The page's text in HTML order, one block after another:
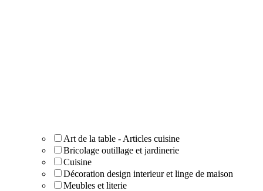
Art de la table - Articles cuisine
Bricolage outillage et jardinerie
Cuisine
Décoration design interieur et linge de maison
Meubles et literie